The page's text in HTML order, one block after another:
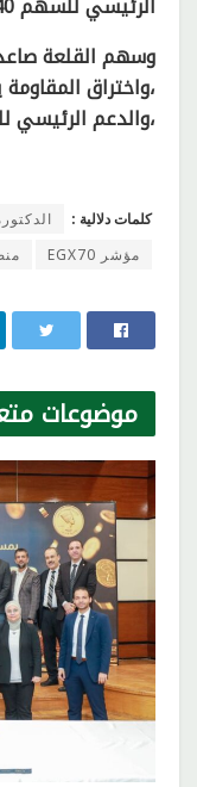
،والدعم الرئيسي للسهم
كلمات دلالية :
مؤشر EGX70
موضوعات